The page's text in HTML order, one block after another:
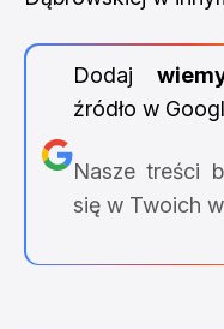
Dodaj
źródło w
Nasze treści
się w Twoich